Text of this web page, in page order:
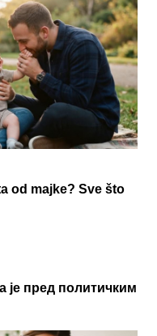
od majke? Sve što
је пред политичким